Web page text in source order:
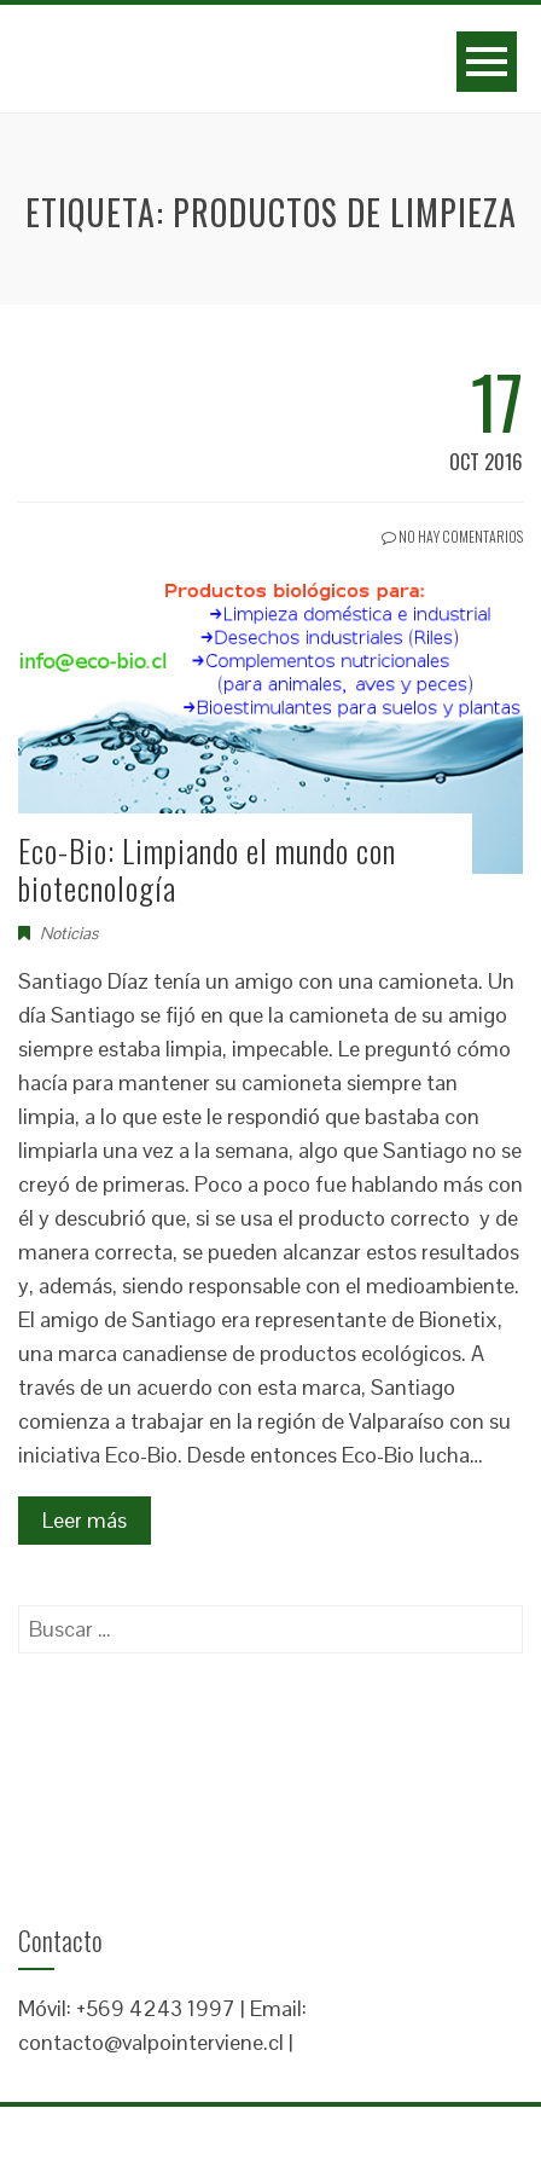
ETIQUETA: PRODUCTOS DE LIMPIEZA
17
OCT 2016
NO HAY COMENTARIOS
Eco-Bio: Limpiando el mundo con
biotecnología
Noticias
Santiago Díaz tenía un amigo con una camioneta. Un
día Santiago se fijó en que la camioneta de su amigo
siempre estaba limpia, impecable. Le preguntó cómo
hacía para mantener su camioneta siempre tan
limpia, a lo que este le respondió que bastaba con
limpiarla una vez a la semana, algo que Santiago no se
creyó de primeras. Poco a poco fue hablando más con
él y descubrió que, si se usa el producto correcto y de
manera correcta, se pueden alcanzar estos resultados
y, además, siendo responsable con el medioambiente.
El amigo de Santiago era representante de Bionetix,
una marca canadiense de productos ecológicos. A
través de un acuerdo con esta marca, Santiago
comienza a trabajar en la región de Valparaíso con su
iniciativa Eco-Bio. Desde entonces Eco-Bio lucha…
Leer más
Buscar:
Contacto
Móvil: +569 4243 1997 | Email:
contacto@valpointerviene.cl |